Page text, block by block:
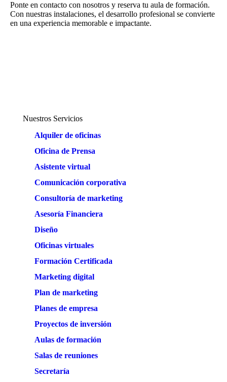
Ponte en contacto con nosotros y reserva tu aula de formación.
Con nuestras instalaciones, el desarrollo profesional se convierte
en una experiencia memorable e impactante.
Nuestros Servicios
Alquiler de oficinas
Oficina de Prensa
Asistente virtual
Comunicación corporativa
Consultoría de marketing
Asesoría Financiera
Diseño
Oficinas virtuales
Formación Certificada
Marketing digital
Plan de marketing
Planes de empresa
Proyectos de inversión
Aulas de formación
Salas de reuniones
Secretaría